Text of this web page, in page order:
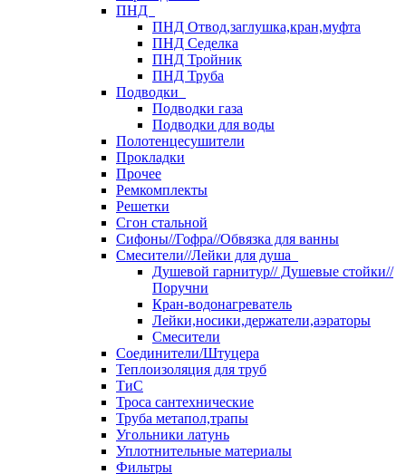
ПНД
ПНД Отвод,заглушка,кран,муфта
ПНД Седелка
ПНД Тройник
ПНД Труба
Подводки
Подводки газа
Подводки для воды
Полотенцесушители
Прокладки
Прочее
Ремкомплекты
Решетки
Сгон стальной
Сифоны//Гофра//Обвязка для ванны
Смесители//Лейки для душа
Душевой гарнитур// Душевые стойки//
Поручни
Кран-водонагреватель
Лейки,носики,держатели,аэраторы
Смесители
Соединители/Штуцера
Теплоизоляция для труб
ТиС
Троса сантехнические
Труба метапол,трапы
Угольники латунь
Уплотнительные материалы
Фильтры